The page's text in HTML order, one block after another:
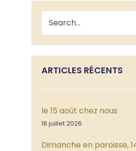
ARTICLES RÉCENTS
le 15 août chez nous
16 juillet 2026
Dimanche en paroisse,